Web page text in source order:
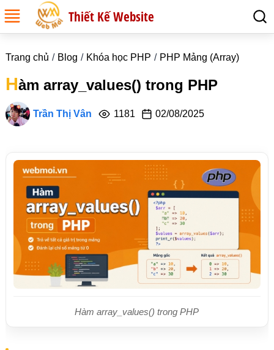
Thiết Kế Website
Trang chủ Blog Khóa học PHP PHP Mảng (Array)
Hàm array_values() trong PHP
Trần Thị Vân 1181 02/08/2025
Hàm array_values() trong PHP